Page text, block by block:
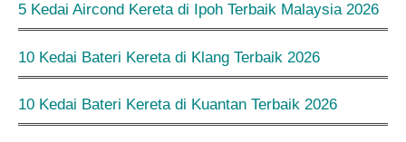
5 Kedai Aircond Kereta di Ipoh Terbaik Malaysia 2026
10 Kedai Bateri Kereta di Klang Terbaik 2026
10 Kedai Bateri Kereta di Kuantan Terbaik 2026